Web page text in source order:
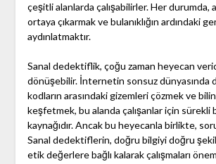
çeşitli alanlarda çalışabilirler. Her durumda,
ortaya çıkarmak ve bulanıklığın ardındaki
aydınlatmaktır.
Sanal dedektiflik, çoğu zaman heyecan
dönüşebilir. İnternetin sonsuz dünyasında
kodların arasındaki gizemleri çözmek ve
keşfetmek, bu alanda çalışanlar için sürekli
kaynağıdır. Ancak bu heyecanla birlikte,
Sanal dedektiflerin, doğru bilgiyi doğru
etik değerlere bağlı kalarak çalışmaları